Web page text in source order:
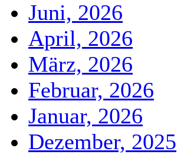
Juni, 2026
April, 2026
März, 2026
Februar, 2026
Januar, 2026
Dezember, 2025